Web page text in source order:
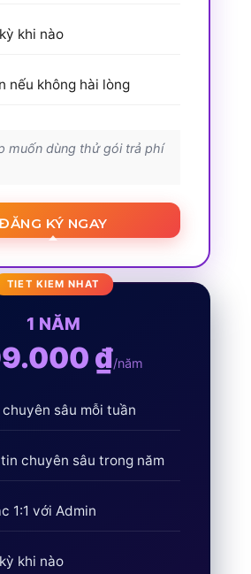
khi nào
nếu không hài lòng
muốn dùng thử gói trả phí
KÝ NGAY
1 NĂM
₫/năm
sâu mỗi tuần
chuyên sâu trong năm
1:1 với Admin
khi nào